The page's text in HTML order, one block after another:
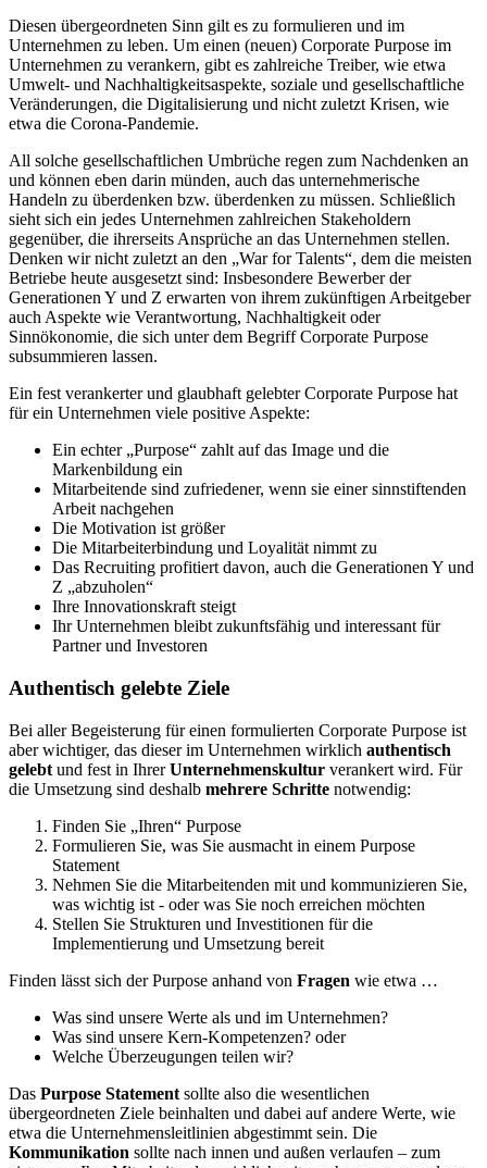
Diesen übergeordneten Sinn gilt es zu formulieren und im
Unternehmen zu leben. Um einen (neuen) Corporate Purpose im
Unternehmen zu verankern, gibt es zahlreiche Treiber, wie etwa
Umwelt- und Nachhaltigkeitsaspekte, soziale und gesellschaftliche
Veränderungen, die Digitalisierung und nicht zuletzt Krisen, wie
etwa die Corona-Pandemie.
All solche gesellschaftlichen Umbrüche regen zum Nachdenken an
und können eben darin münden, auch das unternehmerische
Handeln zu überdenken bzw. überdenken zu müssen. Schließlich
sieht sich ein jedes Unternehmen zahlreichen Stakeholdern
gegenüber, die ihrerseits Ansprüche an das Unternehmen stellen.
Denken wir nicht zuletzt an den „War for Talents“, dem die meisten
Betriebe heute ausgesetzt sind: Insbesondere Bewerber der
Generationen Y und Z erwarten von ihrem zukünftigen Arbeitgeber
auch Aspekte wie Verantwortung, Nachhaltigkeit oder
Sinnökonomie, die sich unter dem Begriff Corporate Purpose
subsummieren lassen.
Ein fest verankerter und glaubhaft gelebter Corporate Purpose hat
für ein Unternehmen viele positive Aspekte:
Ein echter „Purpose“ zahlt auf das Image und die
Markenbildung ein
Mitarbeitende sind zufriedener, wenn sie einer sinnstiftenden
Arbeit nachgehen
Die Motivation ist größer
Die Mitarbeiterbindung und Loyalität nimmt zu
Das Recruiting profitiert davon, auch die Generationen Y und
Z „abzuholen“
Ihre Innovationskraft steigt
Ihr Unternehmen bleibt zukunftsfähig und interessant für
Partner und Investoren
Authentisch gelebte Ziele
Bei aller Begeisterung für einen formulierten Corporate Purpose ist
aber wichtiger, das dieser im Unternehmen wirklich authentisch
gelebt und fest in IhrerUnternehmenskultur verankert wird. Für
die Umsetzung sind deshalb mehrere Schritte notwendig:
Finden Sie „Ihren“ Purpose
Formulieren Sie, was Sie ausmacht in einem Purpose
Statement
Nehmen Sie die Mitarbeitenden mit und kommunizieren Sie,
was wichtig ist - oder was Sie noch erreichen möchten
Stellen Sie Strukturen und Investitionen für die
Implementierung und Umsetzung bereit
Finden lässt sich der Purpose anhand von Fragen wie etwa …
Was sind unsere Werte als und im Unternehmen?
Was sind unsere Kern-Kompetenzen? oder
Welche Überzeugungen teilen wir?
Das Purpose Statement sollte also die wesentlichen
übergeordneten Ziele beinhalten und dabei auf andere Werte, wie
etwa die Unternehmensleitlinien abgestimmt sein. Die
Kommunikation sollte nach innen und außen verlaufen – zum